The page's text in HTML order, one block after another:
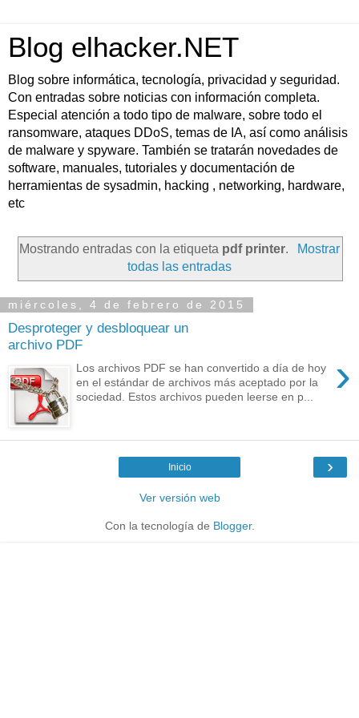
Blog elhacker.NET
Blog sobre informática, tecnología, privacidad y seguridad.
Con entradas sobre noticias con información completa.
Especial atención a todo tipo de malware, sobre todo el
ransomware, ataques DDoS, temas de IA, así como análisis
de malware y spyware. También se tratarán novedades de
software, manuales, tutoriales y documentación de
herramientas de sysadmin, hacking , networking, hardware,
etc
Mostrando entradas con la etiqueta pdf printer.
Mostrar
todas las entradas
miércoles, 4 de febrero de 2015
Desproteger y desbloquear un
archivo PDF
›
Los archivos PDF se han convertido a día de hoy
en el estándar de archivos más aceptado por la
sociedad. Estos archivos pueden leerse en p...
›
Inicio
Ver versión web
Con la tecnología de Blogger.